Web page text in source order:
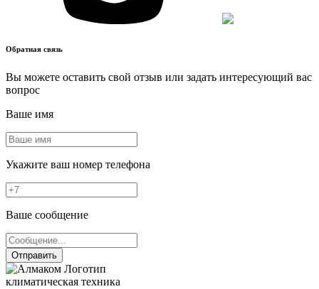
Обратная связь
Вы можете оставить свой отзыв или задать интересующий вас
вопрос
Ваше имя
Укажите ваш номер телефона
Ваше сообщение
Отправить
климатическая техника